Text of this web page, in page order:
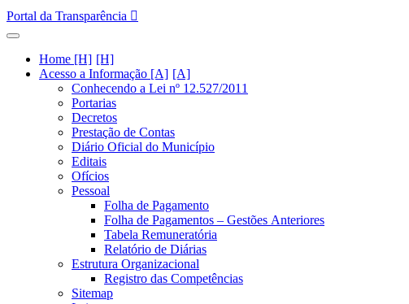
Portal da Transparência
Home [H]
Acesso a Informação [A]
Conhecendo a Lei nº 12.527/2011
Portarias
Decretos
Prestação de Contas
Diário Oficial do Município
Editais
Ofícios
Pessoal
Folha de Pagamento
Folha de Pagamentos – Gestões Anteriores
Tabela Remuneratória
Relatório de Diárias
Estrutura Organizacional
Registro das Competências
Sitemap